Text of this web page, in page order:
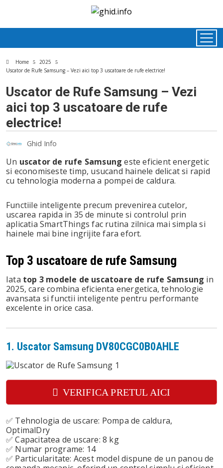
Home
2025
Uscator de Rufe Samsung – Vezi aici top 3 uscatoare de rufe electrice!
Uscator de Rufe Samsung – Vezi
aici top 3 uscatoare de rufe
electrice!
Ghid Info
Un uscator de rufe Samsung este eficient energetic
si economiseste timp, usucand hainele delicat si rapid
cu tehnologia moderna a pompei de caldura.
Functiile inteligente precum prevenirea cutelor,
uscarea rapida in 35 de minute si controlul prin
aplicatia SmartThings fac rutina zilnica mai simpla si
hainele mai bine ingrijite fara efort.
Top 3 uscatoare de rufe Samsung
Iata top 3 modele de uscatoare de rufe Samsung in
2025, care combina eficienta energetica, tehnologie
avansata si functii inteligente pentru performante
excelente in orice casa.
1. Uscator Samsung DV80CGC0B0AHLE
VERIFICA PRETUL AICI
✅ Tehnologia de uscare: Pompa de caldura,
OptimalDry
✅ Capacitatea de uscare: 8 kg
✅ Numar programe: 14
✅ Particularitate: Acest model dispune de un panou de